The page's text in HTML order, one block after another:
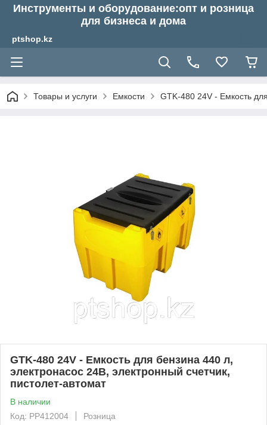
Инструменты и оборудование:опт и розница
для бизнеса и дома
ptshop.kz
Товары и услуги Емкости GTK-480 24V - Емкость
GTK-480 24V - Емкость для бензина 440 л,
электронасос 24В, электронный счетчик,
пистолет-автомат
В наличии
Код: PP412004
Розница